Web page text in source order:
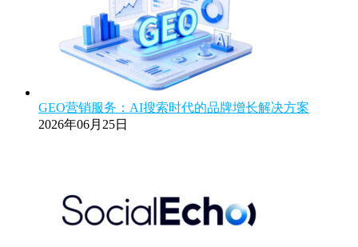
GEO营销服务：AI搜索时代的品牌增长解决方案
2026年06月25日